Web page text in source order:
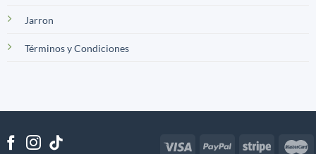
Jarron
Términos y Condiciones